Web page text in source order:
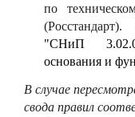
по
"СНиП
основания и
В случае
свода правил